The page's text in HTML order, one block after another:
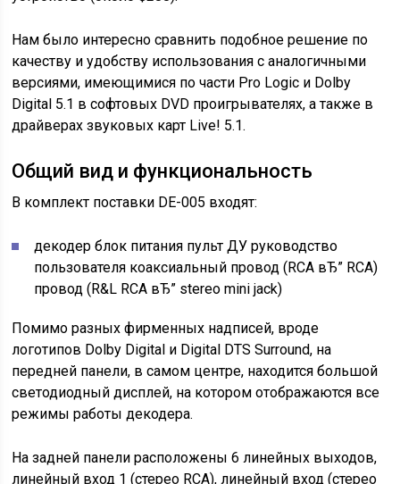
Нам было интересно сравнить подобное решение по
качеству и удобству использования с аналогичными
версиями, имеющимися по части Pro Logic и Dolby
Digital 5.1 в софтовых DVD проигрывателях, а также в
драйверах звуковых карт Live! 5.1.
Общий вид и функциональность
В комплект поставки DE-005 входят:
декодер блок питания пульт ДУ руководство
пользователя коаксиальный провод (RCA вЂ” RCA)
провод (R&L RCA вЂ” stereo mini jack)
Помимо разных фирменных надписей, вроде
логотипов Dolby Digital и Digital DTS Surround, на
передней панели, в самом центре, находится большой
светодиодный дисплей, на котором отображаются все
режимы работы декодера.
На задней панели расположены 6 линейных выходов,
линейный вход 1 (стерео RCA), линейный вход (стерео